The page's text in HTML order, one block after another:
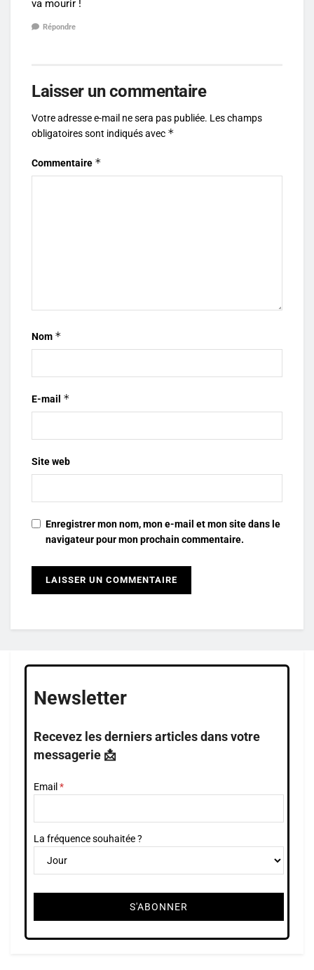
va mourir !
Répondre
Laisser un commentaire
Votre adresse e-mail ne sera pas publiée. Les champs
obligatoires sont indiqués avec *
Commentaire *
Nom *
E-mail *
Site web
Enregistrer mon nom, mon e-mail et mon site dans le
navigateur pour mon prochain commentaire.
Newsletter
Recevez les derniers articles dans votre
messagerie 📩
Email
La fréquence souhaitée ?